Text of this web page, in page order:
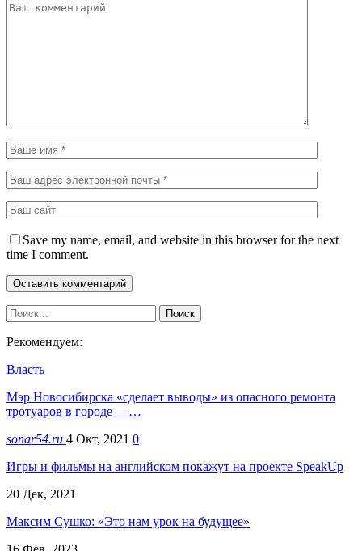
Save my name, email, and website in this browser for the next
time I comment.
Рекомендуем:
Власть
Мэр Новосибирска «сделает выводы» из опасного ремонта
тротуаров в городе —…
sonar54.ru 4 Окт, 2021 0
Игры и фильмы на английском покажут на проекте SpeakUp
20 Дек, 2021
Максим Сушко: «Это нам урок на будущее»